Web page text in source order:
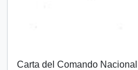
Carta del Comando